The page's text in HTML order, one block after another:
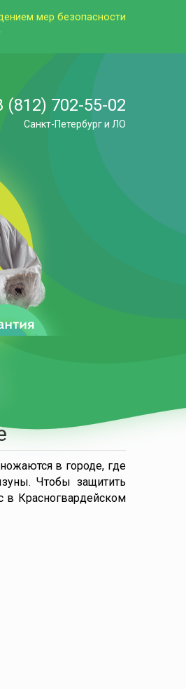
мер безопасности
(812) 702-55-02
Санкт-Петербург и ЛО
в городе, где
Чтобы защитить
в Красногвардейском